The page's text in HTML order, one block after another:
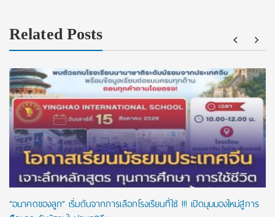
Related Posts
“อนาคตของลูก” เริ่มต้นจากการเลือกโรงเรียนที่ใช่ !!! เปิดมุมมองใหม่สู่การ